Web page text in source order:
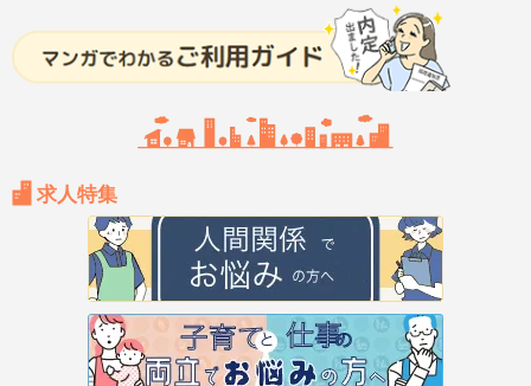
求人特集